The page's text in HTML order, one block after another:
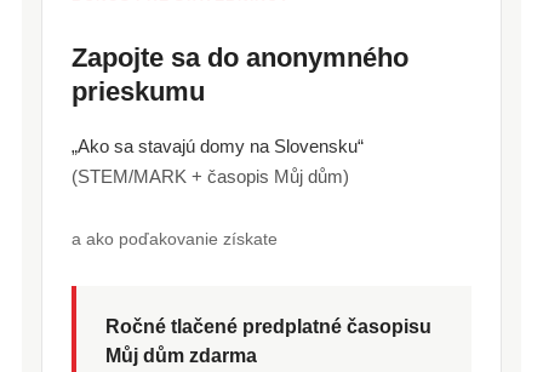
Zapojte sa do anonymného
prieskumu
„Ako sa stavajú domy na Slovensku“
(STEM/MARK + časopis Můj dům)
a ako poďakovanie získate
Ročné tlačené predplatné časopisu
Můj dům zdarma